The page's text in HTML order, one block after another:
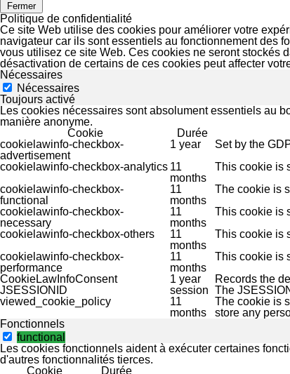
Fermer
Politique de confidentialité
Ce site Web utilise des cookies pour améliorer votre
navigateur car ils sont essentiels au fonctionnement des
vous utilisez ce site Web. Ces cookies ne seront stockés
désactivation de certains de ces cookies peut affecter
Nécessaires
Nécessaires
Toujours activé
Les cookies nécessaires sont absolument essentiels au
manière anonyme.
Cookie
Durée
cookielawinfo-checkbox-
advertisement
1 year
Set by the
cookielawinfo-checkbox-analytics 11
months
This cookie is
cookielawinfo-checkbox-
functional
11
months
The cookie is
cookielawinfo-checkbox-
necessary
11
months
This cookie is
cookielawinfo-checkbox-others
11
months
This cookie is
cookielawinfo-checkbox-
performance
11
months
This cookie is
CookieLawInfoConsent
1 year
Records the
JSESSIONID
session The
viewed_cookie_policy
11
months
The cookie is
store any
Fonctionnels
functional
Les cookies fonctionnels aident à exécuter certaines
d'autres fonctionnalités tierces.
Cookie
Durée